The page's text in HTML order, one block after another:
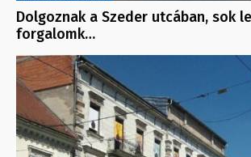
Dolgoznak a Szeder utcában, sok
forgalomk…